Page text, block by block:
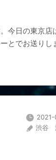
今日の東京店
とでお送りし
渋谷